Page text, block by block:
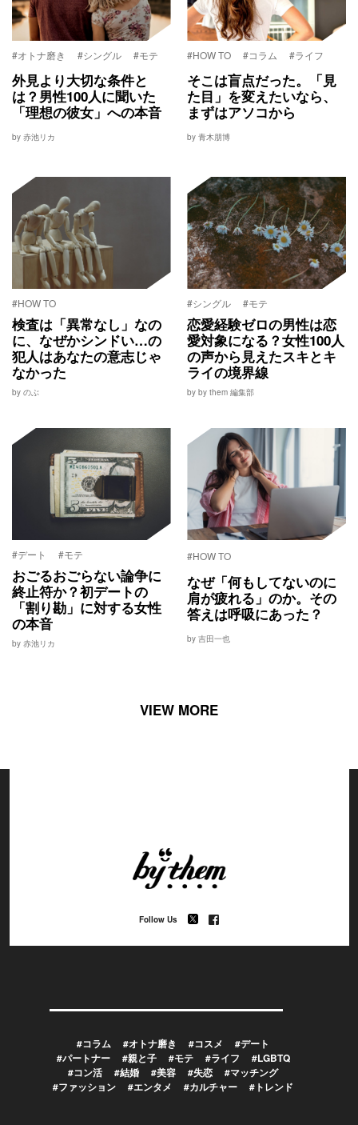
#オトナ磨き #シングル #モテ
外見より大切な条件と
は？男性100人に聞いた
「理想の彼女」への本音
by 赤池リカ
#HOW TO #コラム #ライフ
そこは盲点だった。「見
た目」を変えたいなら、
まずはアソコから
by 青木朋博
#HOW TO
検査は「異常なし」なの
に、なぜかシンドい…の
犯人はあなたの意志じゃ
なかった
by のぶ
#シングル #モテ
恋愛経験ゼロの男性は恋
愛対象になる？女性100人
の声から見えたスキとキ
ライの境界線
by by them 編集部
#デート #モテ
おごるおごらない論争に
終止符か？初デートの
「割り勘」に対する女性
の本音
by 赤池リカ
#HOW TO
なぜ「何もしてないのに
肩が疲れる」のか。その
答えは呼吸にあった？
by 吉田一也
VIEW MORE
Follow Us
#コラム #オトナ磨き #コスメ
#デート
#パートナー
#親と子 #モテ #ライフ
#LGBTQ
#コン活
#結婚 #美容 #失恋
#マッチング
#ファッション
#エンタメ #カルチャー #トレンド